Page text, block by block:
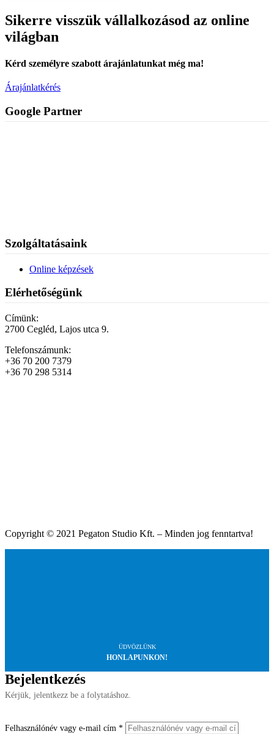
Sikerre visszük vállalkozásod az online
világban
Kérd személyre szabott árajánlatunkat még ma!
Árajánlatkérés
Google Partner
Szolgáltatásaink
Online képzések
Elérhetőségünk
Címünk:
2700 Cegléd, Lajos utca 9.
Telefonszámunk:
+36 70 200 7379
+36 70 298 5314
Copyright © 2021 Pegaton Studio Kft. – Minden jog fenntartva!
ÜDVÖZLÜNK
HONLAPUNKON!
Bejelentkezés
Kérjük, jelentkezz be a folytatáshoz.
Felhasználónév vagy e-mail cím *